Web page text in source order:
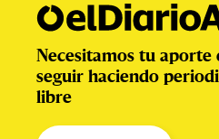
Necesitamos tu aporte
seguir haciendo
libre